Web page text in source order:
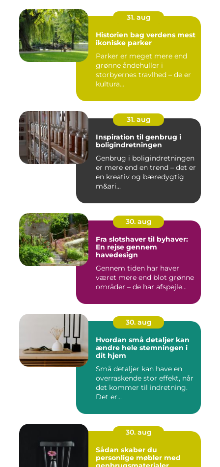
31. aug
Historien bag verdens mest
ikoniske parker
Parker er meget mere end
grønne åndehuller i
storbyernes travlhed – de er
kultura...
31. aug
Inspiration til genbrug i
boligindretningen
Genbrug i boligindretningen
er mere end en trend – det er
en kreativ og bæredygtig
m&ari...
30. aug
Fra slotshaver til byhaver:
En rejse gennem
havedesign
Gennem tiden har haver
været mere end blot grønne
områder – de har afspejle...
30. aug
Hvordan små detaljer kan
ændre hele stemningen i
dit hjem
Små detaljer kan have en
overraskende stor effekt, når
det kommer til indretning.
Det er...
30. aug
Sådan skaber du
personlige møbler med